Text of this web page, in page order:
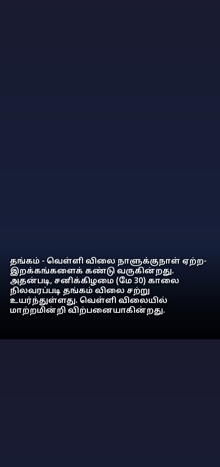
தங்கம் - வெள்ளி விலை நாளுக்குநாள் ஏற்ற-
இறக்கங்களைக் கண்டு வருகின்றது.
அதன்படி, சனிக்கிழமை (மே 30) காலை
நிலவரப்படி தங்கம் விலை சற்று
உயர்ந்துள்ளது. வெள்ளி விலையில்
மாற்றமின்றி விற்பனையாகின்றது.